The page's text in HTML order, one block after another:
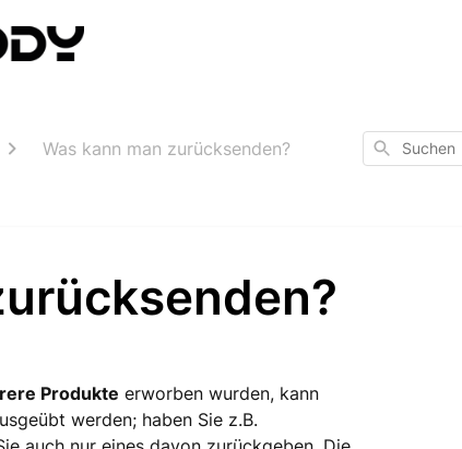
Was kann man zurücksenden? Suchen
Produkte erworben wurden, kann
werden; haben Sie z.B.